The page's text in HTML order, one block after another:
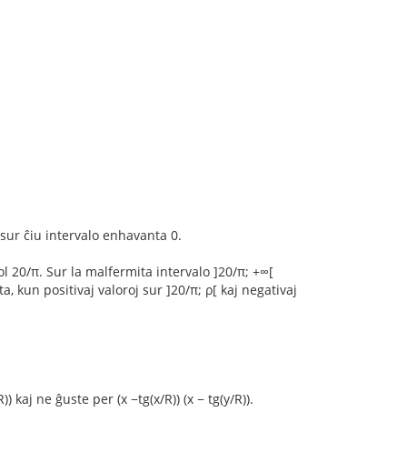
ĉiu intervalo enhavanta 0.
20/π. Sur la malfermita intervalo ]20/π; +∞[
kun positivaj valoroj sur ]20/π; ρ[ kaj negativaj
kaj ne ĝuste per (x −tg(x/R)) (x − tg(y/R)).